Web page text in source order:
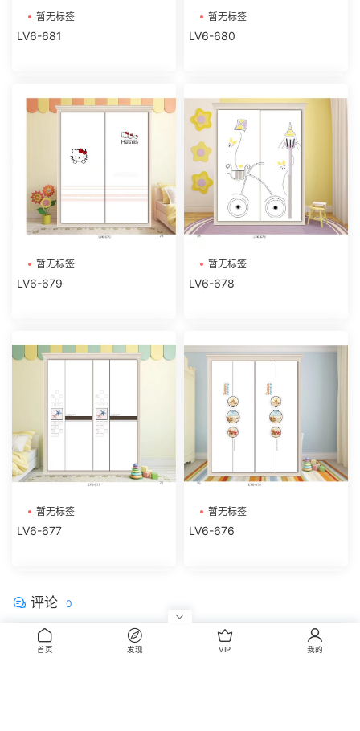
暂无标签
LV6-681
暂无标签
LV6-680
暂无标签
LV6-679
暂无标签
LV6-678
暂无标签
LV6-677
暂无标签
LV6-676
评论 0
首页 发现 VIP 我的